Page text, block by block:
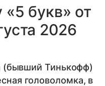
букв» от
2026
(бывший Тинькофф)
головоломка, в